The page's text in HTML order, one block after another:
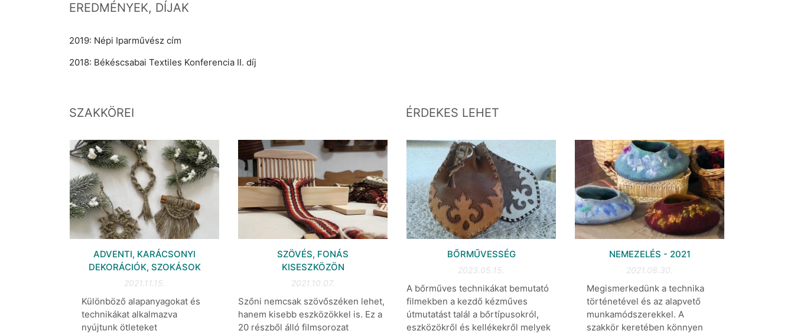
EREDMÉNYEK, DÍJAK
2019: Népi Iparművész cím
2018: Békéscsabai Textiles Konferencia II. díj
SZAKKÖREI
ADVENTI, KARÁCSONYI
DEKORÁCIÓK, SZOKÁSOK
2021.11.15.
Különböző alapanyagokat és
technikákat alkalmazva
nyújtunk ötleteket
SZÖVÉS, FONÁS
KISESZKÖZÖN
2021.10.07.
Szőni nemcsak szövőszéken lehet,
hanem kisebb eszközökkel is. Ez a
20 részből álló filmsorozat
ÉRDEKES LEHET
BŐRMŰVESSÉG
2023.05.15.
A bőrműves technikákat bemutató
filmekben a kezdő kézműves
útmutatást talál a bőrtípusokról,
eszközökről és kellékekről melyek
NEMEZELÉS - 2021
2021.08.30.
Megismerkedünk a technika
történetével és az alapvető
munkamódszerekkel. A
szakkör keretében könnyen